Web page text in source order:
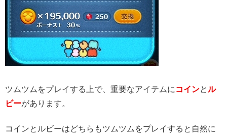
ツムツムをプレイする上で、重要なアイテムに コインと ル
ビーがあります。
コインとルビーはどちらもツムツムをプレイすると自然に